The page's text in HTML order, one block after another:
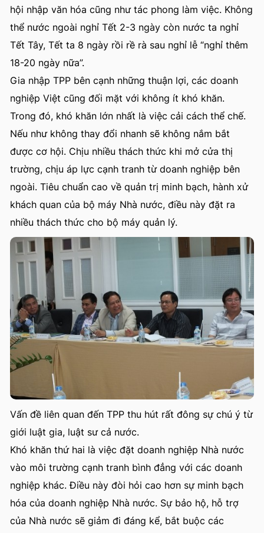
hội nhập văn hóa cũng như tác phong làm việc. Không
thể nước ngoài nghỉ Tết 2-3 ngày còn nước ta nghỉ
Tết Tây, Tết ta 8 ngày rồi rề rà sau nghỉ lễ “nghỉ thêm
18-20 ngày nữa”.
Gia nhập TPP bên cạnh những thuận lợi, các doanh
nghiệp Việt cũng đối mặt với không ít khó khăn.
Trong đó, khó khăn lớn nhất là việc cải cách thể chế.
Nếu như không thay đổi nhanh sẽ không nắm bắt
được cơ hội. Chịu nhiều thách thức khi mở cửa thị
trường, chịu áp lực cạnh tranh từ doanh nghiệp bên
ngoài. Tiêu chuẩn cao về quản trị minh bạch, hành xử
khách quan của bộ máy Nhà nước, điều này đặt ra
nhiều thách thức cho bộ máy quản lý.
Vấn đề liên quan đến TPP thu hút rất đông sự chú ý từ
giới luật gia, luật sư cả nước.
Khó khăn thứ hai là việc đặt doanh nghiệp Nhà nước
vào môi trường cạnh tranh bình đẳng với các doanh
nghiệp khác. Điều này đòi hỏi cao hơn sự minh bạch
hóa của doanh nghiệp Nhà nước. Sự bảo hộ, hỗ trợ
của Nhà nước sẽ giảm đi đáng kể, bắt buộc các